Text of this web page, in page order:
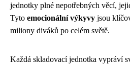
jednotky plné nepotřebných věcí,
Tyto emocionální výkyvy jsou
miliony diváků po celém světě.
Každá skladovací jednotka vypráví